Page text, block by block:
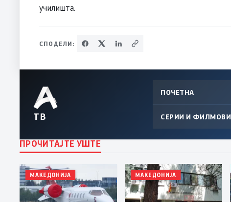
училишта.
СПОДЕЛИ:
ТВ
ПОЧЕТНА
СЕРИИ И ФИЛМОВИ
ПРОЧИТАЈТЕ УШТЕ
МАКЕДОНИЈА МАКЕДОНИЈА